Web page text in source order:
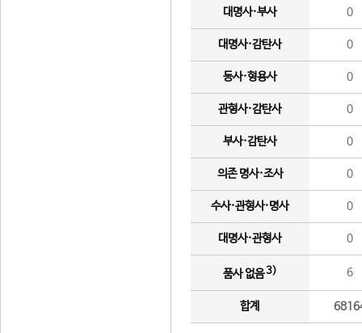
대명사·부사 0
대명사·감탄사 0
동사·형용사 0
관형사·감탄사 0
부사·감탄사 0
의존 명사·조사 0
수사·관형사·명사 0
대명사·관형사 0
품사 없음3) 6
합계